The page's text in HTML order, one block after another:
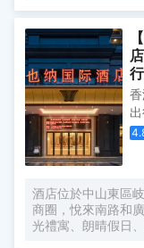
多個各具特色的庭
會議中心、温泉園
十大温泉”之一，素
度，帶着家人浸浴
代謝。 景區內的36
會，由兩位舉世聞
積尼告斯(Jack Nicklaus)悉心
極富紀念意義的名
境，構成了“休閒商
局，是你和家人一
酒店位於中山東區
商圈，悅來南路和
光禮寓、朗晴假日